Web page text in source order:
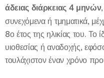
άδειας διάρκειας 4 μηνών
συνεχόμενα ή τμηματικά,
8ο έτος της ηλικίας του. Το
υιοθεσίας ή αναδοχής,
τουλάχιστον έναν χρόνο